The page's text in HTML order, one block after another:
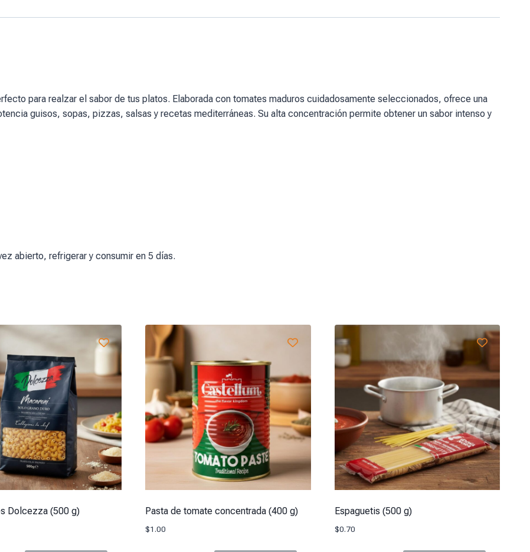
para realzar el sabor de tus platos. Elaborada con tomates maduros cuidadosamente seleccionados, ofrece una
guisos, sopas, pizzas, salsas y recetas mediterráneas. Su alta concentración permite obtener un sabor intenso y
abierto, refrigerar y consumir en 5 días.
Dolcezza (500 g) Pasta de tomate concentrada (400 g)
$1.00
Espaguetis (500 g)
$0.70